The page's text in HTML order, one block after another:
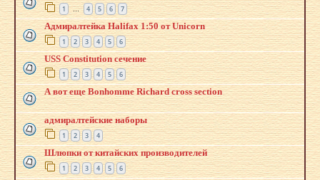
1 … 4 5 6 7
Адмиралтейка Halifax 1:50 от Unicorn
1 2 3 4 5 6
USS Constitution сечение
1 2 3 4 5 6
А вот еще Bonhomme Richard cross section
адмиралтейские наборы
1 2 3 4
Шлюпки от китайских производителей
1 2 3 4 5 6